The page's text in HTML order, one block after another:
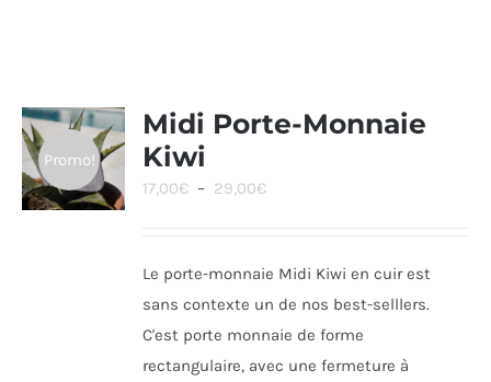
Promo!
Midi Porte-Monnaie
Kiwi
17,00€ – 29,00€Plage
17,00€
à
29,00€
Le porte-monnaie Midi Kiwi en cuir est
sans contexte un de nos best-selllers.
C'est porte monnaie de forme
rectangulaire, avec une fermeture à